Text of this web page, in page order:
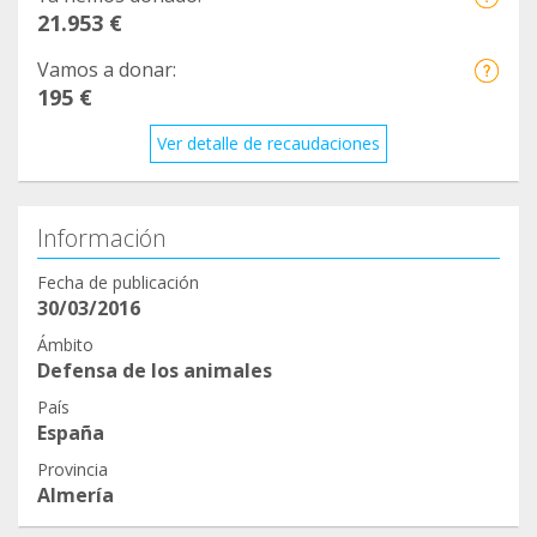
3303/permalink/2513867748908728/
5
https://www.facebook.com/groups/177705540592
3303/permalink/2500126696949500/
https://www.facebook.com/cvcapicua/posts/26094
7
https://www.facebook.com/veterinarioavenidadelp
uerto/photos/a.10150629991022211/10158666697
852211/
8
https://www.facebook.com/clinicaveterinariarambl
eta/posts/2923172107964396
9
https://www.facebook.com/clinicaveterinariavetfa
mily/posts/668866213805851
21.953 €
Vamos a donar:
195 €
Ver detalle de recaudaciones
Información
Fecha de publicación
30/03/2016
Ámbito
Defensa de los animales
País
España
Provincia
Almería